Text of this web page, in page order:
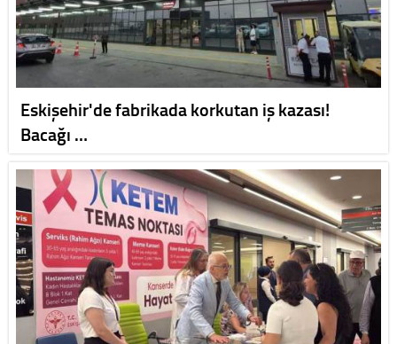
Eskişehir'de fabrikada korkutan iş kazası!
Bacağı …